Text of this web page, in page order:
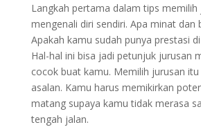
Langkah pertama dalam tips memilih
mengenali diri sendiri. Apa minat dan
Apakah kamu sudah punya prestasi
Hal-hal ini bisa jadi petunjuk jurusan
cocok buat kamu. Memilih jurusan
asalan. Kamu harus memikirkan
matang supaya kamu tidak merasa
tengah jalan.